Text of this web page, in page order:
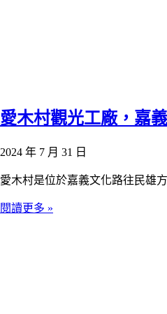
愛木村觀光工廠，嘉
2024 年 7 月 31 日
愛木村是位於嘉義文化路往民雄
閱讀更多 »